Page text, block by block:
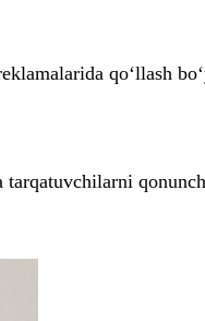
qo‘llash
tarqatuvchilarni